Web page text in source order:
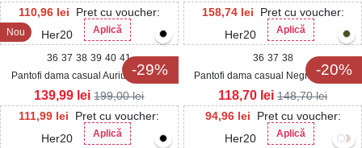
110,96 lei
Pret cu voucher:
Her20
Aplică
158,74 lei
Pret cu voucher:
Her20
Aplică
Nou
-29%
36 37 38 39 40 41
Pantofi dama casual Auriu din Piele
Ecologica Asena
111,99 lei
Pret cu voucher:
Her20
Aplică
139,99 lei 199,00lei
-20%
36 37 38
Pantofi dama casual Negri din Piele
Ecologica Ayvah
94,96 lei
Pret cu voucher:
Her20
Aplică
118,70 lei 148,70lei